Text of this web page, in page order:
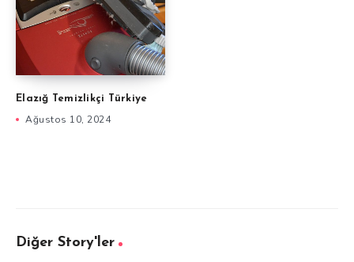
Elazığ Temizlikçi Türkiye
Ağustos 10, 2024
Diğer Story'ler